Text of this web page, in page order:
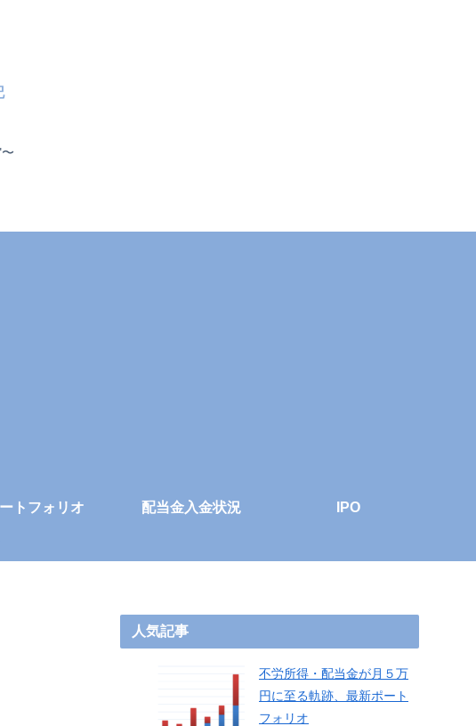
トフォリオ 配当金入金状況 IPO
人気記事
不労所得・配当金が月５万
円に至る軌跡、最新ポート
フォリオ